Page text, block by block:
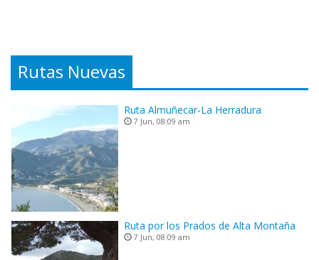
Rutas Nuevas
Ruta Almuñecar-La Herradura
7 Jun, 08:09 am
Ruta por los Prados de Alta Montaña
7 Jun, 08:09 am